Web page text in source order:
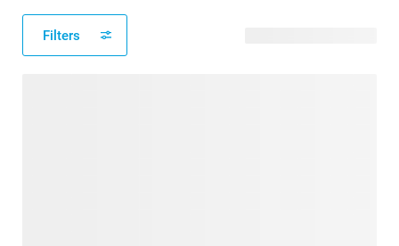
Filters